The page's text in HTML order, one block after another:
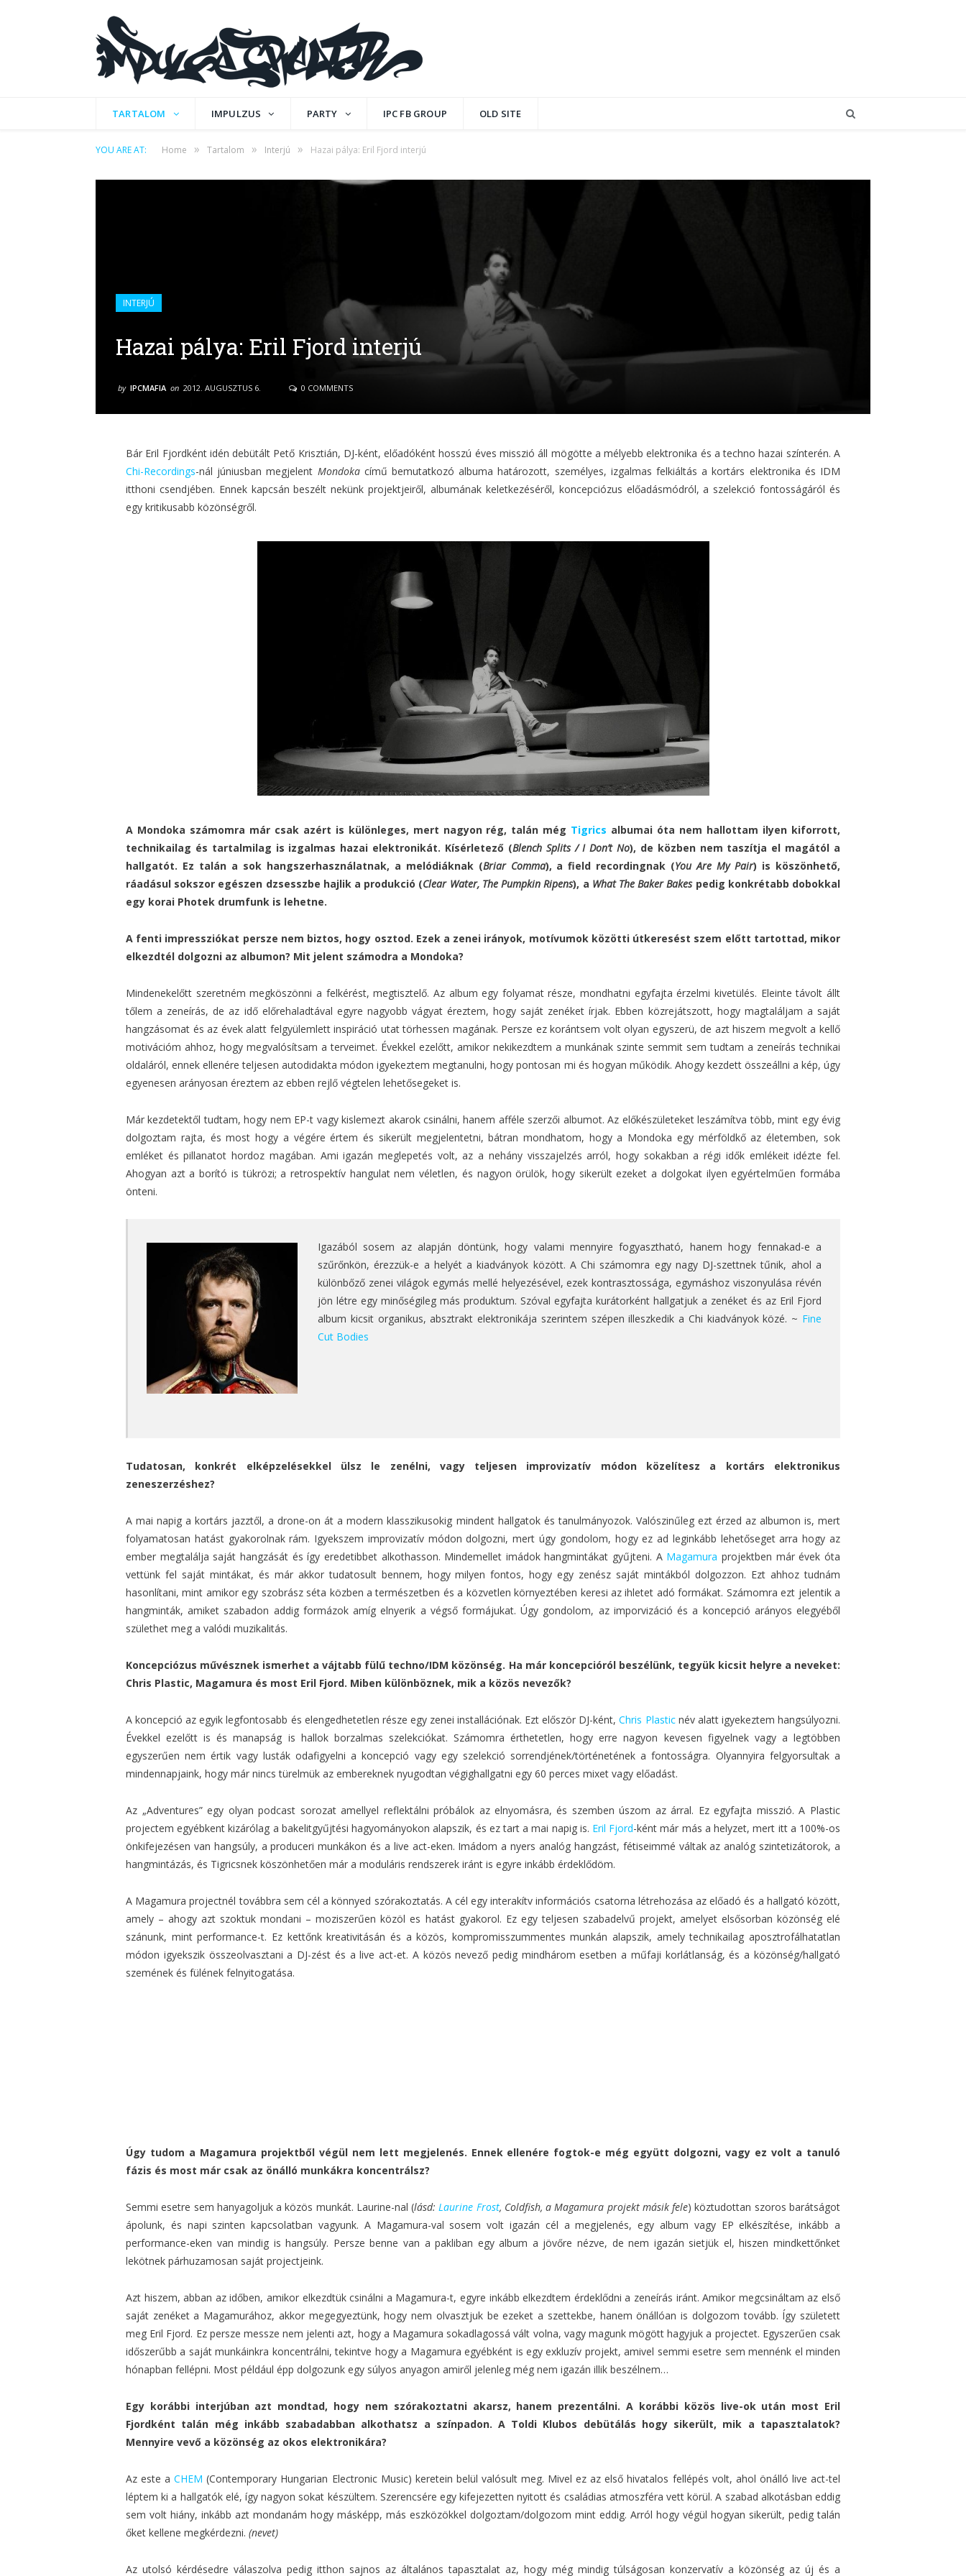
TARTALOM IMPULZUS PARTY IPC FB GROUP OLD SITE
YOU ARE AT: Home » Tartalom » Interjú » Hazai pálya: Eril Fjord interjú
INTERJÚ
Hazai pálya: Eril Fjord interjú
by IPCMAFIA on 2012. AUGUSZTUS 6. 0 COMMENTS
Bár Eril Fjordként idén debütált Pető Krisztián, DJ-ként, előadóként hosszú éves misszió áll mögötte a mélyebb elektronika és a techno hazai színterén. A
Chi-Recordings-nál júniusban megjelent Mondokacímű bemutatkozó albuma határozott, személyes, izgalmas felkiáltás a kortárs elektronika és IDM
itthoni csendjében. Ennek kapcsán beszélt nekünk projektjeiről, albumának keletkezéséről, koncepciózus előadásmódról, a szelekció fontosságáról és
egy kritikusabb közönségről.
A Mondoka számomra már csak azért is különleges, mert nagyon rég, talán még Tigrics albumai óta nem hallottam ilyen kiforrott,
technikailag és tartalmilag is izgalmas hazai elektronikát. Kísérletező (Blench Splits / I Don’t No), de közben nem taszítja el magától a
hallgatót. Ez talán a sok hangszerhasználatnak, a melódiáknak (Briar Comma), a field recordingnak (You Are My Pair) is köszönhető,
ráadásul sokszor egészen dzsesszbe hajlik a produkció (Clear Water, The Pumpkin Ripens), a What The Baker Bakespedig konkrétabb dobokkal
egy korai Photek drumfunk is lehetne.
A fenti impressziókat persze nem biztos, hogy osztod. Ezek a zenei irányok, motívumok közötti útkeresést szem előtt tartottad, mikor
elkezdtél dolgozni az albumon? Mit jelent számodra a Mondoka?
Mindenekelőtt szeretném megköszönni a felkérést, megtisztelő. Az album egy folyamat része, mondhatni egyfajta érzelmi kivetülés. Eleinte távolt állt
tőlem a zeneírás, de az idő előrehaladtával egyre nagyobb vágyat éreztem, hogy saját zenéket írjak. Ebben közrejátszott, hogy magtaláljam a saját
hangzásomat és az évek alatt felgyülemlett inspiráció utat törhessen magának. Persze ez korántsem volt olyan egyszerü, de azt hiszem megvolt a kellő
motivációm ahhoz, hogy megvalósítsam a terveimet. Évekkel ezelőtt, amikor nekikezdtem a munkának szinte semmit sem tudtam a zeneírás technikai
oldaláról, ennek ellenére teljesen autodidakta módon igyekeztem megtanulni, hogy pontosan mi és hogyan működik. Ahogy kezdett összeállni a kép, úgy
egyenesen arányosan éreztem az ebben rejlő végtelen lehetősegeket is.
Már kezdetektől tudtam, hogy nem EP-t vagy kislemezt akarok csinálni, hanem afféle szerzői albumot. Az előkészületeket leszámítva több, mint egy évig
dolgoztam rajta, és most hogy a végére értem és sikerült megjelentetni, bátran mondhatom, hogy a Mondoka egy mérföldkő az életemben, sok
emléket és pillanatot hordoz magában. Ami igazán meglepetés volt, az a nehány visszajelzés arról, hogy sokakban a régi idők emlékeit idézte fel.
Ahogyan azt a borító is tükrözi; a retrospektív hangulat nem véletlen, és nagyon örülök, hogy sikerült ezeket a dolgokat ilyen egyértelműen formába
önteni.
Igazából sosem az alapján döntünk, hogy valami mennyire fogyasztható, hanem hogy fennakad-e a
szűrőnkön, érezzük-e a helyét a kiadványok között. A Chi számomra egy nagy DJ-szettnek tűnik, ahol a
különbőző zenei világok egymás mellé helyezésével, ezek kontrasztossága, egymáshoz viszonyulása révén
jön létre egy minőségileg más produktum. Szóval egyfajta kurátorként hallgatjuk a zenéket és az Eril Fjord
album kicsit organikus, absztrakt elektronikája szerintem szépen illeszkedik a Chi kiadványok közé. ~ Fine
Cut Bodies
Tudatosan, konkrét elképzelésekkel ülsz le zenélni, vagy teljesen improvizatív módon közelítesz a kortárs elektronikus
zeneszerzéshez?
A mai napig a kortárs jazztől, a drone-on át a modern klasszikusokig mindent hallgatok és tanulmányozok. Valószinűleg ezt érzed az albumon is, mert
folyamatosan hatást gyakorolnak rám. Igyekszem improvizatív módon dolgozni, mert úgy gondolom, hogy ez ad leginkább lehetőseget arra hogy az
ember megtalálja saját hangzását és így eredetibbet alkothasson. Mindemellet imádok hangmintákat gyűjteni. A Magamura projektben már évek óta
vettünk fel saját mintákat, és már akkor tudatosult bennem, hogy milyen fontos, hogy egy zenész saját mintákból dolgozzon. Ezt ahhoz tudnám
hasonlítani, mint amikor egy szobrász séta közben a természetben és a közvetlen környeztében keresi az ihletet adó formákat. Számomra ezt jelentik a
hangminták, amiket szabadon addig formázok amíg elnyerik a végső formájukat. Úgy gondolom, az imporvizáció és a koncepció arányos elegyéből
születhet meg a valódi muzikalitás.
Koncepciózus művésznek ismerhet a vájtabb fülű techno/IDM közönség. Ha már koncepcióról beszélünk, tegyük kicsit helyre a neveket:
Chris Plastic, Magamura és most Eril Fjord. Miben különböznek, mik a közös nevezők?
A koncepció az egyik legfontosabb és elengedhetetlen része egy zenei installációnak. Ezt először DJ-ként,Chris Plasticnév alatt igyekeztem hangsúlyozni.
Évekkel ezelőtt is és manapság is hallok borzalmas szelekciókat. Számomra érthetetlen, hogy erre nagyon kevesen figyelnek vagy a legtöbben
egyszerűen nem értik vagy lusták odafigyelni a koncepció vagy egy szelekció sorrendjének/történetének a fontosságra. Olyannyira felgyorsultak a
mindennapjaink, hogy már nincs türelmük az embereknek nyugodtan végighallgatni egy 60 perces mixet vagy előadást.
Az „Adventures” egy olyan podcast sorozat amellyel reflektálni próbálok az elnyomásra, és szemben úszom az árral. Ez egyfajta misszió. A Plastic
projectem egyébkent kizárólag a bakelitgyűjtési hagyományokon alapszik, és ez tart a mai napig is. Eril Fjord-ként már más a helyzet, mert itt a 100%-os
önkifejezésen van hangsúly, a produceri munkákon és a live act-eken. Imádom a nyers analóg hangzást, fétiseimmé váltak az analóg szintetizátorok, a
hangmintázás, és Tigricsnek köszönhetően már a moduláris rendszerek iránt is egyre inkább érdeklődöm.
A Magamura projectnél továbbra sem cél a könnyed szórakoztatás. A cél egy interakítv információs csatorna létrehozása az előadó és a hallgató között,
amely – ahogy azt szoktuk mondani – moziszerűen közöl es hatást gyakorol. Ez egy teljesen szabadelvű projekt, amelyet elsősorban közönség elé
szánunk, mint performance-t. Ez kettőnk kreativitásán és a közös, kompromisszummentes munkán alapszik, amely technikailag aposztrofálhatatlan
módon igyekszik összeolvasztani a DJ-zést és a live act-et. A közös nevező pedig mindhárom esetben a műfaji korlátlanság, és a közönség/hallgató
szemének és fülének felnyitogatása.
Úgy tudom a Magamura projektből végül nem lett megjelenés. Ennek ellenére fogtok-e még együtt dolgozni, vagy ez volt a tanuló
fázis és most már csak az önálló munkákra koncentrálsz?
Semmi esetre sem hanyagoljuk a közös munkát. Laurine-nal (lásd: Laurine Frost, Coldfish, a Magamura projekt másik fele) köztudottan szoros barátságot
ápolunk, és napi szinten kapcsolatban vagyunk. A Magamura-val sosem volt igazán cél a megjelenés, egy album vagy EP elkészítése, inkább a
performance-eken van mindig is hangsúly. Persze benne van a pakliban egy album a jövőre nézve, de nem igazán sietjük el, hiszen mindkettőnket
lekötnek párhuzamosan saját projectjeink.
Azt hiszem, abban az időben, amikor elkezdtük csinálni a Magamura-t, egyre inkább elkezdtem érdeklődni a zeneírás iránt. Amikor megcsináltam az első
saját zenéket a Magamurához, akkor megegyeztünk, hogy nem olvasztjuk be ezeket a szettekbe, hanem önállóan is dolgozom tovább. Így született
meg Eril Fjord. Ez persze messze nem jelenti azt, hogy a Magamura sokadlagossá vált volna, vagy magunk mögött hagyjuk a projectet. Egyszerűen csak
időszerűbb a saját munkáinkra koncentrálni, tekintve hogy a Magamura egyébként is egy exkluzív projekt, amivel semmi esetre sem mennénk el minden
hónapban fellépni. Most például épp dolgozunk egy súlyos anyagon amiről jelenleg még nem igazán illik beszélnem…
Egy korábbi interjúban azt mondtad, hogy nem szórakoztatni akarsz, hanem prezentálni. A korábbi közös live-ok után most Eril
Fjordként talán még inkább szabadabban alkothatsz a színpadon. A Toldi Klubos debütálás hogy sikerült, mik a tapasztalatok?
Mennyire vevő a közönség az okos elektronikára?
Az este aCHEM (Contemporary Hungarian Electronic Music) keretein belül valósult meg. Mivel ez az első hivatalos fellépés volt, ahol önálló live act-tel
léptem ki a hallgatók elé, így nagyon sokat készültem. Szerencsére egy kifejezetten nyitott és családias atmoszféra vett körül. A szabad alkotásban eddig
sem volt hiány, inkább azt mondanám hogy másképp, más eszközökkel dolgoztam/dolgozom mint eddig. Arról hogy végül hogyan sikerült, pedig talán
őket kellene megkérdezni.(nevet)
Az utolsó kérdésedre válaszolva pedig itthon sajnos az általános tapasztalat az, hogy még mindig túlságosan konzervatív a közönség az új és a